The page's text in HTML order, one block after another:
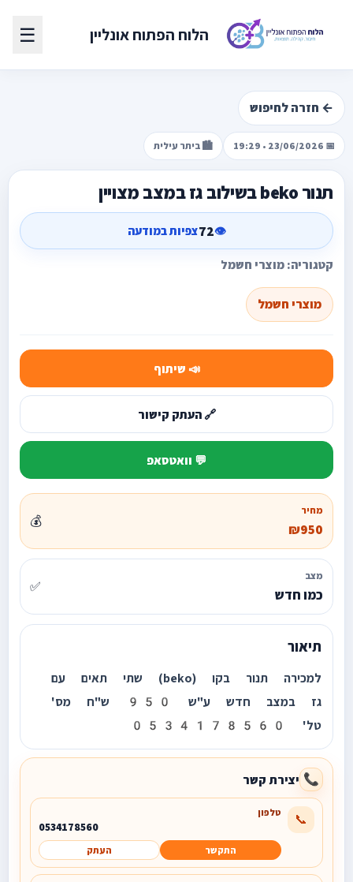
הלוח הפתוח אונליין ☰
← חזרה לחיפוש
📅 23/06/2026 • 19:29 🏙️ ביתר עילית
תנור beko בשילוב גז במצב מצויין
👁️
72צפיות במודעה
קטגוריה: מוצרי חשמל
מוצרי חשמל
📣 שיתוף
🔗 העתק קישור
💬 וואטסאפ
מחיר
₪950
💰
מצב
כמו חדש ✅
תיאור
למכירה תנור בקו (beko) שתי תאים עם
גז במצב חדש ע"ש 950 ש"ח מס'
טל' 0534178560
📞 יצירת קשר
📞 טלפון
0534178560
התקשר העתק